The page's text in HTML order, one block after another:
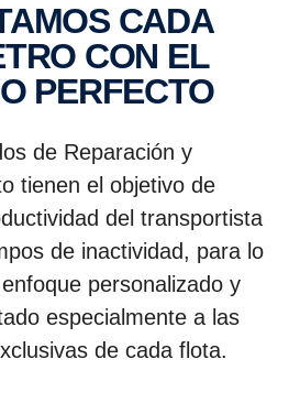
CON EL
PERFECTO
de Reparación y
tienen el objetivo de
del transportista
de inactividad, para lo
personalizado y
especialmente a las
de cada flota.